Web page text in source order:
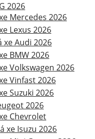
2026
Mercedes 2026
Lexus 2026
xe Audi 2026
BMW 2026
Volkswagen 2026
Vinfast 2026
Suzuki 2026
2026
Chevrolet
xe Isuzu 2026